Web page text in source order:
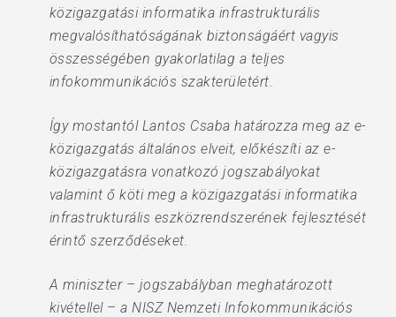
közigazgatási informatika infrastrukturális
megvalósíthatóságának biztonságáért vagyis
összességében gyakorlatilag a teljes
infokommunikációs szakterületért.
Így mostantól Lantos Csaba határozza meg az e-
közigazgatás általános elveit, előkészíti az e-
közigazgatásra vonatkozó jogszabályokat
valamint ő köti meg a közigazgatási informatika
infrastrukturális eszközrendszerének fejlesztését
érintő szerződéseket.
A miniszter – jogszabályban meghatározott
kivétellel – a NISZ Nemzeti Infokommunikációs